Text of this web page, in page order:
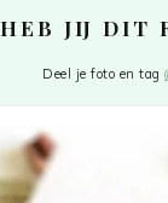
HEB JIJ DIT
Deel je foto en tag